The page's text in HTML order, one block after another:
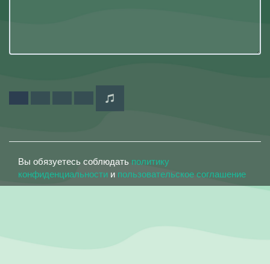
Вы обязуетесь соблюдать политику
конфиденциальности и пользовательское соглашение